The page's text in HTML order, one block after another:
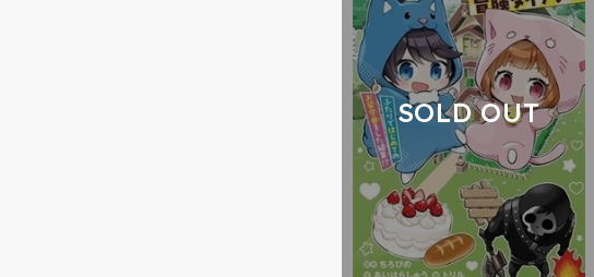
SOLD OUT